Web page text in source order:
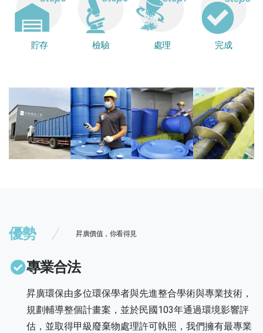
貯存 檢驗 處理 完成
優勢 昇廣價值，你看得見
專業合法
昇廣環保由多位環保學者與先進整合學術與專業技術，
規劃輔導整個計畫案，並於民國103年通過環境影響評
估，並取得甲級廢棄物處理許可執照，我們擁有最專業